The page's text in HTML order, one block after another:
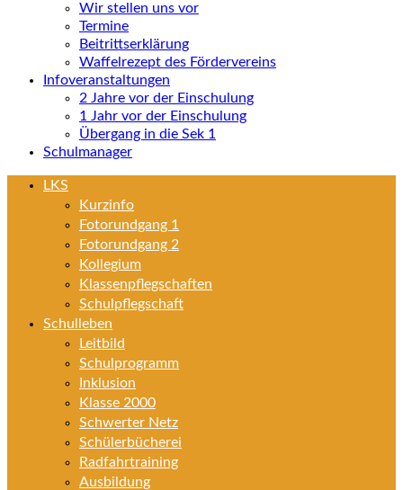
Wir stellen uns vor
Termine
Beitrittserklärung
Waffelrezept des Fördervereins
Infoveranstaltungen
2 Jahre vor der Einschulung
1 Jahr vor der Einschulung
Übergang in die Sek 1
Schulmanager
LKS
Kurzinfo
Fotorundgang 1
Fotorundgang 2
Kollegium
Klassenpflegschaften
Schulpflegschaft
Schulleben
Leitbild
Schulprogramm
Inklusion
Klasse 2000
Schwerter Netz
Schülerbücherei
Radfahrtraining
Ausbildung